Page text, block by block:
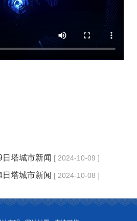
塔城市新闻 [ 2024-10-09 ]
塔城市新闻 [ 2024-10-08 ]